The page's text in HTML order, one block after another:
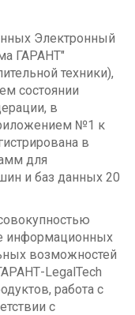
Электронный
ГАРАНТ"
техники),
состоянии
в
№1 к
в
для
и баз данных 20
информационных
возможностей
LegalTech
работа с
с